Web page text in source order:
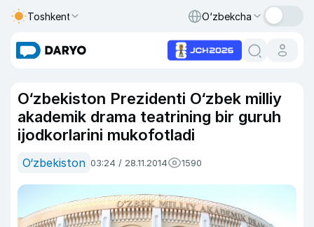
Toshkent O‘zbekcha
O‘zbekiston Prezidenti O‘zbek milliy
akademik drama teatrining bir guruh
ijodkorlarini mukofotladi
O‘zbekiston 03:24 / 28.11.2014 1590